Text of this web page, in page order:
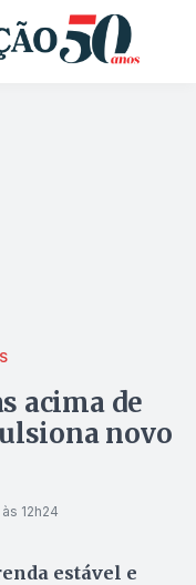
acima de
novo
12h24
estável e